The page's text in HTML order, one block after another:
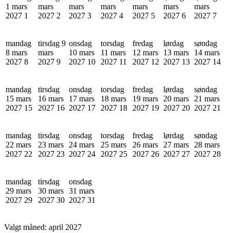
1 mars
2027 1
mars
2027 2
mars
2027 3
mars
2027 4
mars
2027 5
mars
2027 6
mars
2027 7
mandag
8 mars
2027 8
tirsdag 9
mars
2027 9
onsdag
10 mars
2027 10
torsdag
11 mars
2027 11
fredag
12 mars
2027 12
lørdag
13 mars
2027 13
søndag
14 mars
2027 14
mandag
15 mars
2027 15
tirsdag
16 mars
2027 16
onsdag
17 mars
2027 17
torsdag
18 mars
2027 18
fredag
19 mars
2027 19
lørdag
20 mars
2027 20
søndag
21 mars
2027 21
mandag
22 mars
2027 22
tirsdag
23 mars
2027 23
onsdag
24 mars
2027 24
torsdag
25 mars
2027 25
fredag
26 mars
2027 26
lørdag
27 mars
2027 27
søndag
28 mars
2027 28
mandag
29 mars
2027 29
tirsdag
30 mars
2027 30
onsdag
31 mars
2027 31
Valgt måned: april 2027